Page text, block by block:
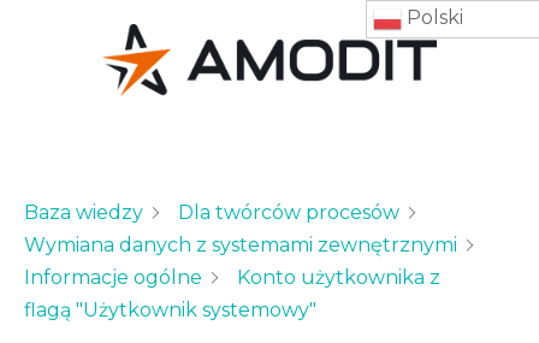
Baza wiedzy
Dla twórców procesów
Wymiana danych z systemami zewnętrznymi
Informacje ogólne
Konto użytkownika z
flagą "Użytkownik systemowy"
Polski